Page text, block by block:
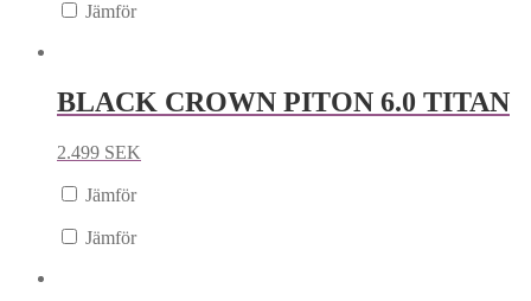
Jämför
BLACK CROWN PITON 6.0 TITAN
2.499 SEK
Jämför
Jämför